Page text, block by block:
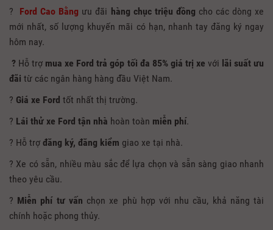
? Ford Cao Bằng ưu đãi hàng chục triệu đồng cho các dòng xe
mới nhất, số lượng khuyến mãi có hạn, nhanh tay đăng ký ngay
hôm nay.
? Hỗ trợ mua xe Ford trả góp tối đa 85% giá trị xe với lãi suất ưu
đãi từ các ngân hàng hàng đầu Việt Nam.
? Giá xe Ford tốt nhất thị trường.
? Lái thử xe Ford tận nhà hoàn toàn miễn phí.
? Hỗ trợ đăng ký, đăng kiểm giao xe tại nhà.
? Xe có sẵn, nhiều màu sắc để lựa chọn và sẵn sàng giao nhanh
theo yêu cầu.
? Miễn phí tư vấn chọn xe phù hợp với nhu cầu, khả năng tài
chính hoặc phong thủy.